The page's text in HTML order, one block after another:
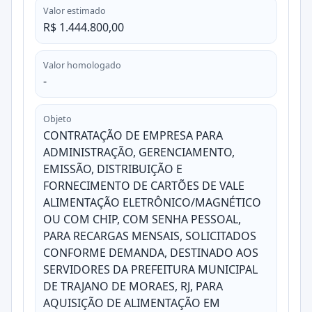
Valor estimado
R$ 1.444.800,00
Valor homologado
-
Objeto
CONTRATAÇÃO DE EMPRESA PARA
ADMINISTRAÇÃO, GERENCIAMENTO,
EMISSÃO, DISTRIBUIÇÃO E
FORNECIMENTO DE CARTÕES DE VALE
ALIMENTAÇÃO ELETRÔNICO/MAGNÉTICO
OU COM CHIP, COM SENHA PESSOAL,
PARA RECARGAS MENSAIS, SOLICITADOS
CONFORME DEMANDA, DESTINADO AOS
SERVIDORES DA PREFEITURA MUNICIPAL
DE TRAJANO DE MORAES, RJ, PARA
AQUISIÇÃO DE ALIMENTAÇÃO EM